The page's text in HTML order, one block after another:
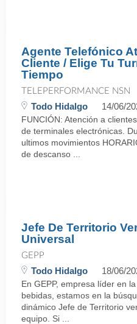
Agente Telefónico
Cliente / Elige Tu
Tiempo
TELEPERFORMANCE NSN
Todo Hidalgo 14/06/
FUNCIÓN: Atención a
de terminales electrónicas.
ultimos movimientos
de descanso ...
Jefe De Territorio
Universal
GEPP
Todo Hidalgo 18/06/
En GEPP, empresa líder en
bebidas, estamos en la
dinámico Jefe de Territorio
equipo. Si ...